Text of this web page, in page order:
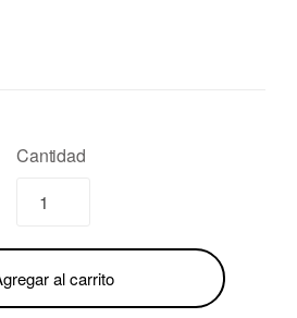
Cantidad
al carrito